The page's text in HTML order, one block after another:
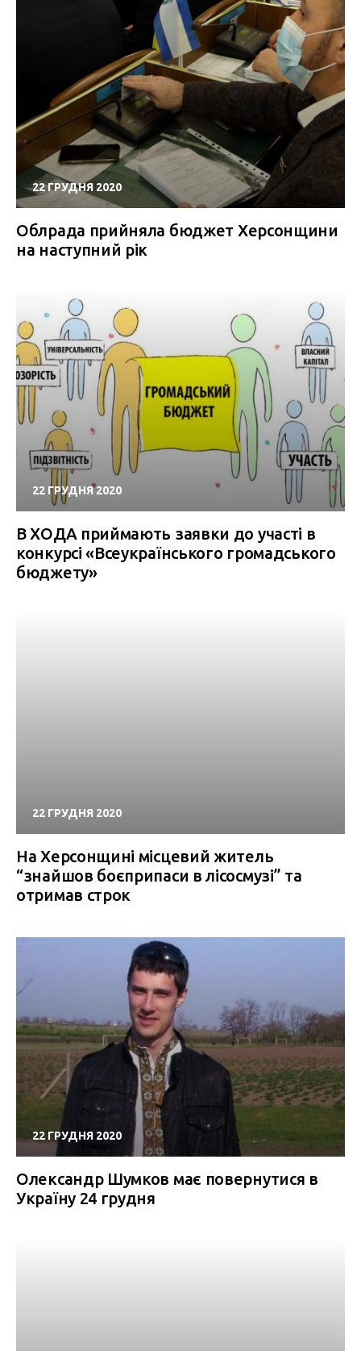
22 ГРУДНЯ 2020
Облрада прийняла бюджет Херсонщини
на наступний рік
22 ГРУДНЯ 2020
В ХОДА приймають заявки до участі в
конкурсі «Всеукраїнського громадського
бюджету»
22 ГРУДНЯ 2020
На Херсонщині місцевий житель
“знайшов боєприпаси в лісосмузі” та
отримав строк
22 ГРУДНЯ 2020
Олександр Шумков має повернутися в
Україну 24 грудня